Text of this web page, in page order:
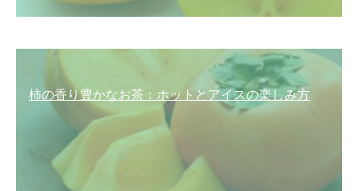
柿の香り豊かなお茶：ホットとアイスの楽しみ方